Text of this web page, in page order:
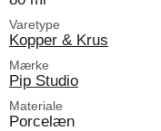
Varetype
Kopper & Krus
Mærke
Pip Studio
Materiale
Porcelæn